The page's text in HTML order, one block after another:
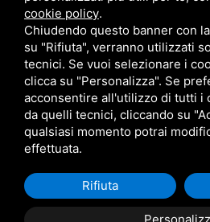
Privacy
Questo sito è protetto da Google
Terms of Servicedi
cookie policy.
Chiudendo questo banner con
su "Rifiuta", verranno utilizzati
tecnici. Se vuoi selezionare i
clicca su "Personalizza". Se
acconsentire all'utilizzo di tutti i
da quelli tecnici, cliccando su
qualsiasi momento potrai
effettuata.
Rifiuta